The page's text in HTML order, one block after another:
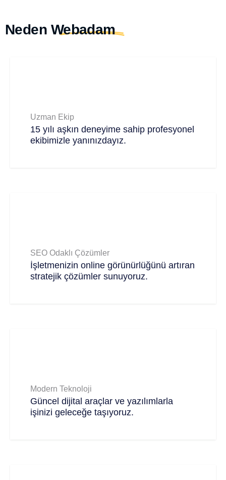
Neden Webadam
Uzman Ekip
15 yılı aşkın deneyime sahip profesyonel
ekibimizle yanınızdayız.
SEO Odaklı Çözümler
İşletmenizin online görünürlüğünü artıran
stratejik çözümler sunuyoruz.
Modern Teknoloji
Güncel dijital araçlar ve yazılımlarla
işinizi geleceğe taşıyoruz.